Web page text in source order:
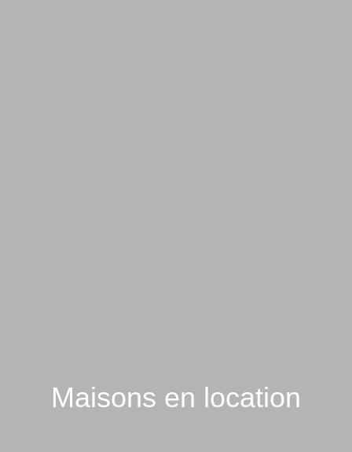
Maisons en location